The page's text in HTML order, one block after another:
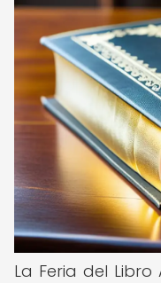
La Feria del